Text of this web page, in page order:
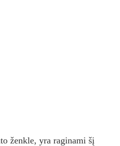
ženkle, yra raginami šį